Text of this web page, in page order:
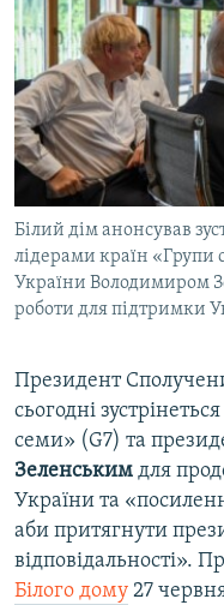
СПЕЦПРОЕКТИ
ДЕПОРТАЦІЯ
ВІДЕОУРОКИ «ELIFBE»
СВІДЧЕННЯ ОКУПАЦІЇ
УКРАЇНСЬКА ПРОБЛЕМА
ІНФОГРАФІКА
ЯК ОБІЙТИ
Русский
Qırımtatar
ДОЛУЧАЙСЯ!
Білий дім анонсував
лідерами країн «Групи
України Володимиром
роботи для підтримки
Президент
сьогодні
семи» (G7) та
Зеленським для
України та
аби притягнути
відповідальності».
Білого дому 27